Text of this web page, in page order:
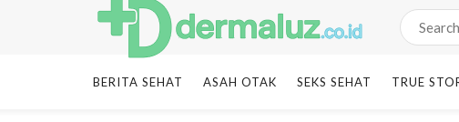
BERITA SEHAT ASAH OTAK SEKS SEHAT TRUE